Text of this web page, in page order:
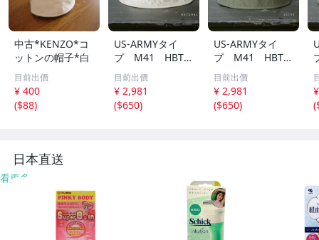
中古*KENZO*コ
ットンの帽子*白
目前出價
¥ 400
($88)
US-ARMYタイ
プ M41 HBTハ
ット生成り 7-1/
4 041514
目前出價
¥ 2,981
($650)
US-ARMYタイ
プ M41 HBTハ
ットOD 7-1/4
011510
目前出價
¥ 2,981
($650)
(
日本直送
看更多